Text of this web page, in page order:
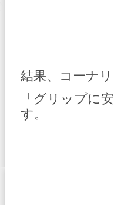
結果、コーナリ
「グリップに
す。